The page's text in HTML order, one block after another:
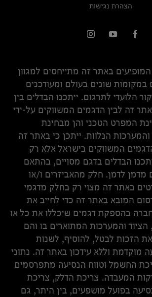
הצהרת נגישות
באתר זה מתייחסים למגוון
שונים בעולם ומעודכנים
הלועדי לתרגום. ייתכנו הבדלים בין
זה לבין הדגמים המשווקים על-ידי
המפרט הטכני והן מבחינת
והמערכות הנלוות. ייתכן כי באתר זה
המשווקים בישראל אלא רק
הבדלים בדגם מסויים, בהתאם
מדמן לדמן. חלק מהאביזרים ו/או
באתר זה מצוי רק בחלק מדגמי
המובא באתר זה כדי לחייב את
בהספקת דגמים שיכללו את כל או
והמערכות המתוארים בו והם
הזכות לבטל, להוסיף, לשנות
מוקדמת וללא עידכון באתר זה. נתוני
החשמל וטווח הנסיעה מתפרסמים
המעבדה. צריכת הדלק, צריכת
בפועל מושפעים, בין היתר, גם